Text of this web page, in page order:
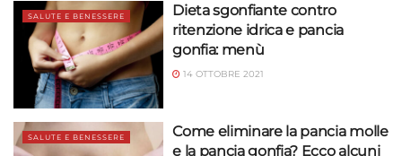
SALUTE E BENESSERE
Dieta sgonfiante contro
ritenzione idrica e pancia
gonfia: menù
14 OTTOBRE 2021
SALUTE E BENESSERE
Come eliminare la pancia molle
e la pancia gonfia? Ecco alcuni